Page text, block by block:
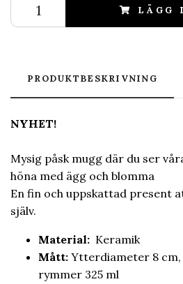
LÄGG
PRODUKTBESKRIVNING
NYHET!
Mysig påsk mugg där du ser
höna med ägg och blomma
En fin och uppskattad present
själv.
Material: Keramik
Mått: Ytterdiameter 8 cm,
rymmer 325 ml